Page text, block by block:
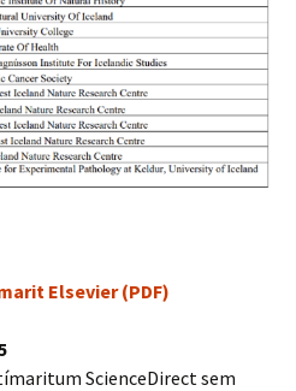
Elsevier (PDF)
ScienceDirect sem